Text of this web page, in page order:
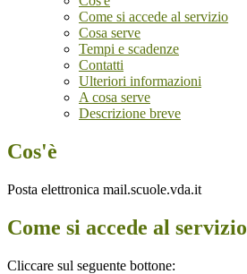
Come si accede al servizio
Cosa serve
Tempi e scadenze
Contatti
Ulteriori informazioni
A cosa serve
Descrizione breve
Cos'è
Posta elettronica mail.scuole.vda.it
Come si accede al servizio
Cliccare sul seguente bottone: